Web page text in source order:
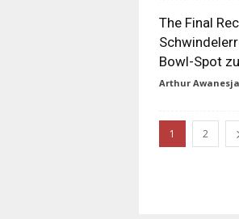
The Final
Bowl-Spot
Arthur
1 2